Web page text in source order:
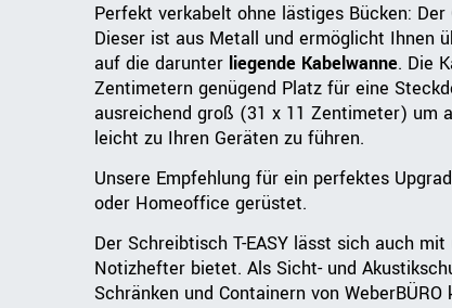
Perfekt verkabelt ohne lästiges Bücken:
Dieser ist aus Metall und ermöglicht Ihnen
auf die darunter liegende Kabelwanne. Die
Zentimetern genügend Platz für eine
ausreichend groß (31 x 11 Zentimeter) um
leicht zu Ihren Geräten zu führen.
Unsere Empfehlung für ein perfektes
oder Homeoffice gerüstet.
Der Schreibtisch T-EASY lässt sich auch
Notizhefter bietet. Als Sicht- und
Schränken und Containern von